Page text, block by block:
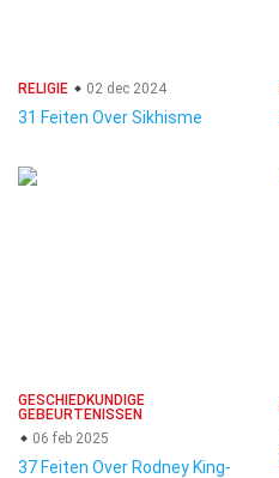
RELIGIE 02 dec 2024
31 Feiten Over Sikhisme
GESCHIEDKUNDIGE
GEBEURTENISSEN
06 feb 2025
37 Feiten Over Rodney King-